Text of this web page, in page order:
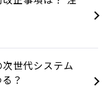
世代システム
？